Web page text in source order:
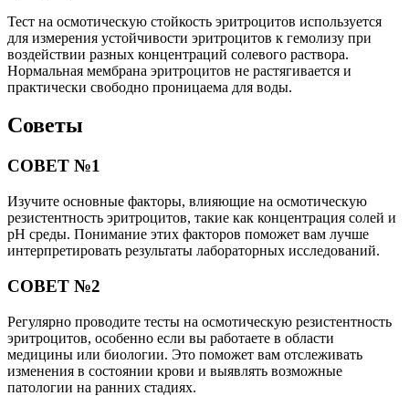
Тест на осмотическую стойкость эритроцитов используется
для измерения устойчивости эритроцитов к гемолизу при
воздействии разных концентраций солевого раствора.
Нормальная мембрана эритроцитов не растягивается и
практически свободно проницаема для воды.
Советы
СОВЕТ №1
Изучите основные факторы, влияющие на осмотическую
резистентность эритроцитов, такие как концентрация солей и
pH среды. Понимание этих факторов поможет вам лучше
интерпретировать результаты лабораторных исследований.
СОВЕТ №2
Регулярно проводите тесты на осмотическую резистентность
эритроцитов, особенно если вы работаете в области
медицины или биологии. Это поможет вам отслеживать
изменения в состоянии крови и выявлять возможные
патологии на ранних стадиях.